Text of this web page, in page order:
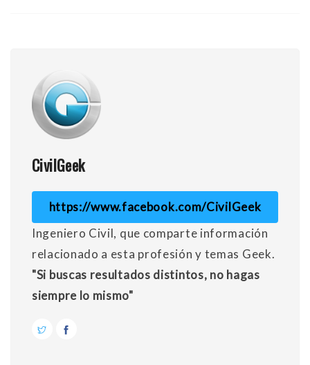
CivilGeek
https://www.facebook.com/CivilGeek
Ingeniero Civil, que comparte información
relacionado a esta profesión y temas Geek.
"Si buscas resultados distintos, no hagas
siempre lo mismo"